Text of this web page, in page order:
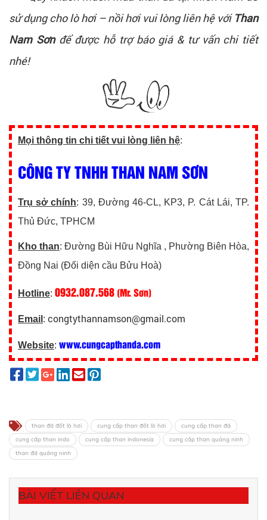
sử dụng cho lò hơi – nồi hơi vui lòng liên hệ với Than
Nam Sơnđể được hỗ trợ báo giá & tư vấn chi tiết
nhé!
Mọi thông tin chi tiết vui lòng liên hệ:
CÔNG TY TNHH THAN NAM SƠN
Trụ sở chính: 39, Đường 46-CL, KP3, P. Cát Lái, TP.
Thủ Đức, TPHCM
Kho than: Đường Bùi Hữu Nghĩa , Phường Biên Hòa,
Đồng Nai (Đối diện cầu Bửu Hoà)
Hotline: 0932.087.568 (Mr. Sơn)
Email : congtythannamson@gmail.com
Website: www.cungcapthanda.com
than đá đốt lò hơi cung cấp than đốt lò hơi
cung cấp than đá
cung cấp than indo
cung cấp than indonesia
cung cấp than quảng ninh
than đá quảng ninh
BÀI VIẾT LIÊN QUAN